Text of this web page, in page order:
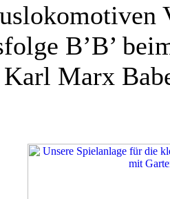
B’B’
Karl Marx